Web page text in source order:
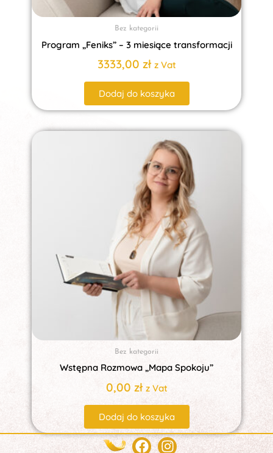
Bez kategorii
Program „Feniks” – 3 miesiące transformacji
3333,00 zł z Vat
Dodaj do koszyka
Bez kategorii
Wstępna Rozmowa „Mapa Spokoju”
0,00 zł z Vat
Dodaj do koszyka
Facebook
Instagram